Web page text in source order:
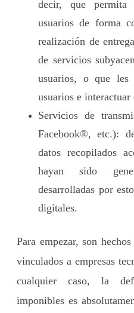
decir, que permita
usuarios de forma
realización de
de servicios
usuarios, o que
usuarios e interactuar
Servicios de
Facebook®, etc.):
datos recopilados
hayan sido
desarrolladas por
digitales.
Para empezar, son
vinculados a empresas
cualquier caso, la
imponibles es